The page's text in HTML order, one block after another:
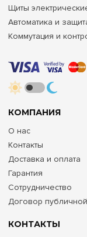
КОНТАКТЫ
КОМПАНИЯ
О нас
Контакты
Доставка и оплата
Гарантия
Сотрудничество
Договор
Щиты
Автоматика и
Коммутация и